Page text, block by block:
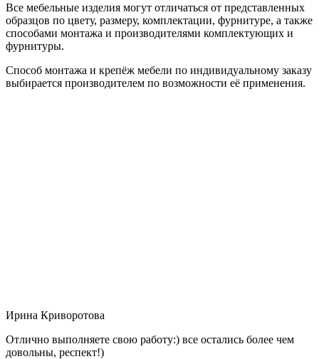
Все мебельные изделия могут отличаться от представленных
образцов по цвету, размеру, комплектации, фурнитуре, а также
способами монтажа и производителями комплектующих и
фурнитуры.
Способ монтажа и крепёж мебели по индивидуальному заказу
выбирается производителем по возможности её применения.
Ирина Криворотова
Отлично выполняете свою работу:) все остались более чем
довольны, респект!)